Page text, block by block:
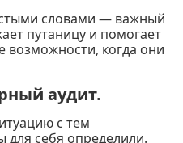
словами — важный
путаницу и помогает
возможности, когда они
аудит.
с тем
для себя определили.